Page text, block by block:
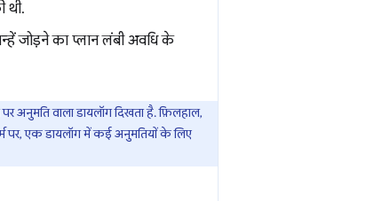
थी.
जोड़ने का प्लान लंबी अवधि के
अनुमति वाला डायलॉग दिखता है. फ़िलहाल,
पर, एक डायलॉग में कई अनुमतियों के लिए